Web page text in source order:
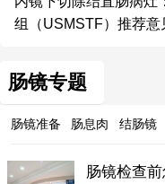
组（USMSTF）推荐意
肠镜专题
肠镜准备 肠息肉 结肠镜
肠镜检查